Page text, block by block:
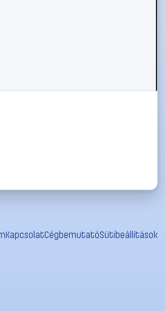
KapcsolatCégbemutatóSütibeállítások